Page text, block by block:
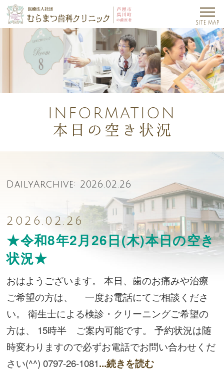
INFORMATION
DailyArchive: 2026.02.26
2026.02.26
★令和8年2月26日(木)本日の空き
状況★
おはようございます。 本日、歯のお痛みや治療
ご希望の方は、 一度お電話にてご相談くださ
い。 衛生士による検診・クリーニングご希望の
方は、 15時半 ご案内可能です。 予約状況は随
時変わりますので必ずお電話でお問い合わせくだ
さい(^^) 0797-26-1081...続きを読む